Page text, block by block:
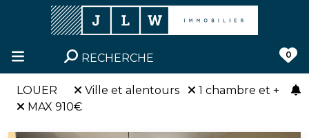
RECHERCHE 0
LOUER Ville et alentours
1 chambre et +
MAX 910€